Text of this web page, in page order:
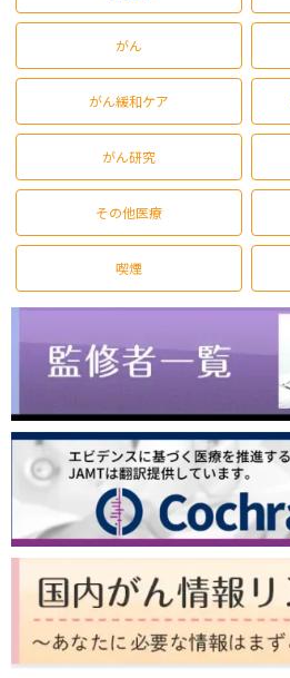
がん
がん緩和ケア
がん研究
その他医療
喫煙